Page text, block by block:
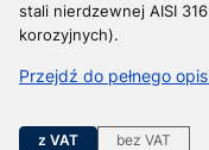
stali nierdzewnej AISI
korozyjnych).
Przejdź do pełnego
z VAT bez VAT